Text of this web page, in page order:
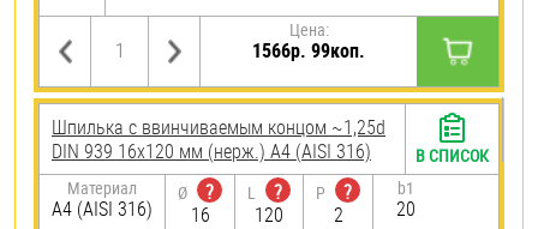
Цена:
1566р. 99коп.
Шпилька c ввинчиваемым концом ~1,25d
DIN 939 16х120 мм (нерж.) A4 (AISI 316)
Материал
A4 (AISI 316)
Ø
?
16
L
?
120
P
?
2
b1
20
В СПИСОК